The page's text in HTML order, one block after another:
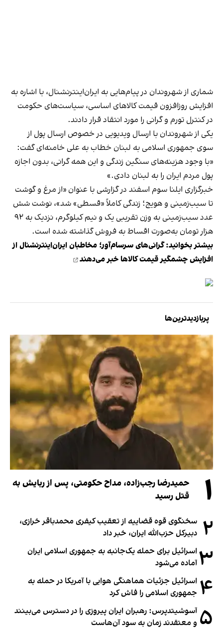
شماری از شهروندان در پیام‌هایی به ایران‌اینترنشنال، با اشاره به
افزایش روزافزون قیمت کالاهای اساسی، سیاست‌های حکومت
در کنترل تورم و گرانی را مورد انتقاد قرار دادند.
یکی از شهروندان با ارسال ویدیویی در خصوص ارسال پول از
سوی جمهوری اسلامی به لبنان خطاب به علی خامنه‌ای گفت:
«با وجود هزینه‌های سنگین زندگی و این همه گرانی، بدون اجازه
پول مردم ایران را به لبنان دادی.»
خبرگزاری ایلنا سوم اسفند در گزارشی با عنوان «از مرغ و گوشت
تا سیب‌زمینی و هویج؛ زندگی کاملاً «قسطی» شد»، نوشت شش
عدد سیب‌زمینی به وزن تقریبی یک و نیم کیلوگرم، نزدیک به ۹۲
هزار تومان به‌صورت اقساط به فروش گذاشته شده است.
بیشتر بخوانید:گرانی‌های سرسام‌آور؛ مخاطبان ایران‌اینترنشنال از
افزایش چشمگیر قیمت کالاها خبر می‌دهند
پربازدیدترین‌ها
۱
حمیدرضا رجب‌زاده، مداح حکومتی، پس از ربایش به
قتل رسید
۲ سخنگوی قوه قضاییه از تعقیب کیفری محمدباقر خرازی،
دبیر‌کل حزب‌الله ایران، خبر داد
۳ اسرائیل برای حمله یک‌جانبه به جمهوری اسلامی ایران
آماده می‌شود
۴ اسرائیل جزئیات هماهنگی هوایی با آمریکا در حمله به
جمهوری اسلامی را فاش کرد
۵ آسوشیتدپرس: رهبران ایران پیروزی را در دسترس می‌بینند
و معتقدند زمان به سود آن‌هاست